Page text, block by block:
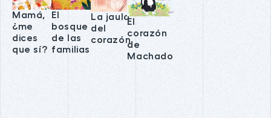
Mamá,
¿me
dices
que sí?
El
bosque
de las
familias
La jaula
del
corazón
El
corazón
de
Machado